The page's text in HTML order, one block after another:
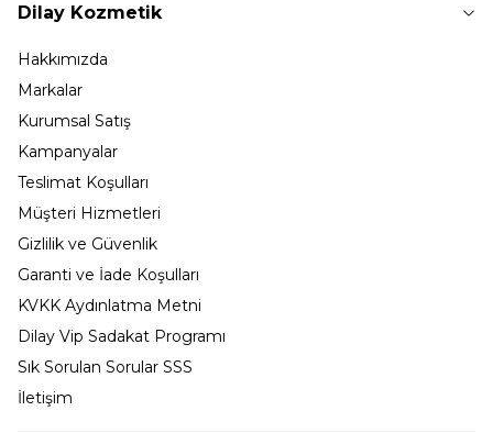
Dilay Kozmetik
Hakkımızda
Markalar
Kurumsal Satış
Kampanyalar
Teslimat Koşulları
Müşteri Hizmetleri
Gizlilik ve Güvenlik
Garanti ve İade Koşulları
KVKK Aydınlatma Metni
Dilay Vip Sadakat Programı
Sık Sorulan Sorular SSS
İletişim